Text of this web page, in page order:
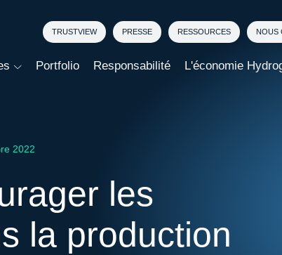
TRUSTVIEW PRESSE RESSOURCES NOUS
Portfolio Responsabilité L'économie
2022
les
la production